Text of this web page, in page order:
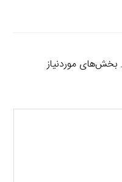
بخش‌های موردنیاز